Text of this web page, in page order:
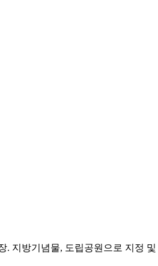
지방기념물, 도립공원으로 지정